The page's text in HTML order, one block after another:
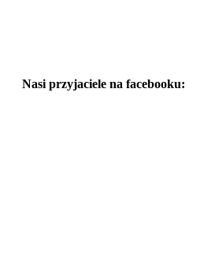
Nasi przyjaciele na facebooku: